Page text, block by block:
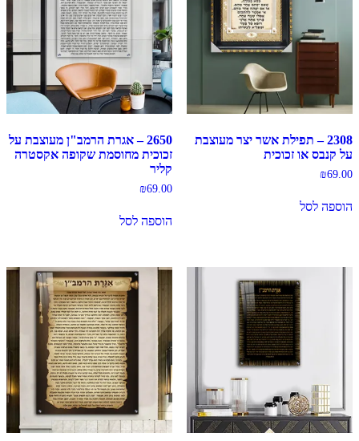
2308 – תפילת אשר יצר מעוצבת
על קנבס או זכוכית
₪69.00
הוספה לסל
2650 – אגרת הרמב"ן מעוצבת על
זכוכית מחוסמת שקופה אקסטרה
קליר
₪69.00
הוספה לסל